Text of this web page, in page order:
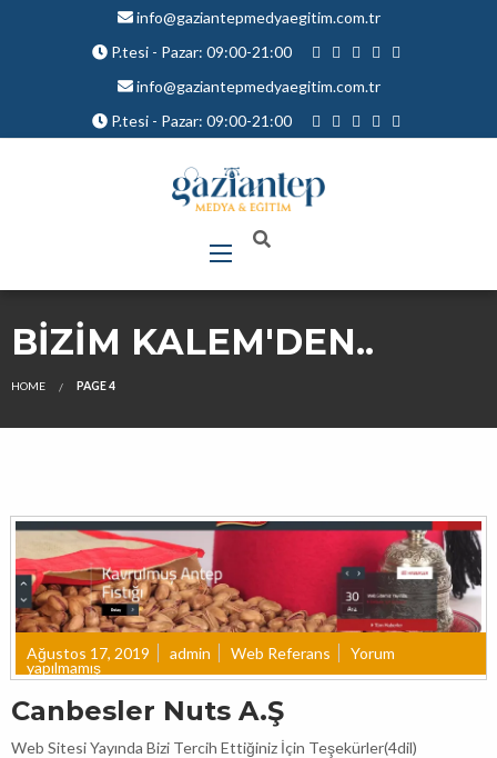
info@gaziantepmedyaegitim.com.tr
P.tesi - Pazar: 09:00-21:00
info@gaziantepmedyaegitim.com.tr
P.tesi - Pazar: 09:00-21:00
BIZIM KALEM'DEN..
HOME PAGE 4
Ağustos 17, 2019 admin Web Referans Yorum
yapılmamış
Canbesler Nuts A.Ş
Web Sitesi Yayında Bizi Tercih Ettiğiniz İçin Teşekürler(4dil)